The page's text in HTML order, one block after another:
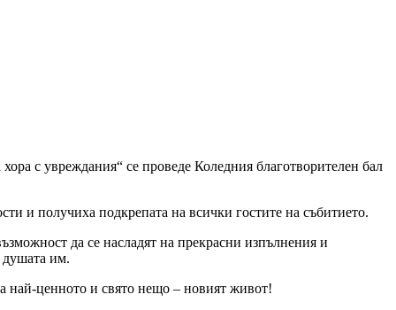
с увреждания“ се проведе Коледния благотворителен бал
и получиха подкрепата на всички гостите на събитието.
да се насладят на прекрасни изпълнения и
душата им.
най-ценното и свято нещо – новият живот!